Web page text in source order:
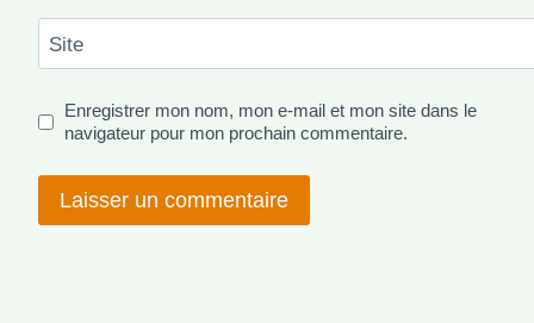
Site
Enregistrer mon nom, mon e-mail et mon site dans le
navigateur pour mon prochain commentaire.